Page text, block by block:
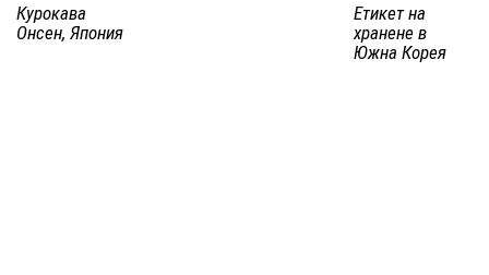
Курокава
Онсен, Япония
Етикет на
хранене в
Южна Корея